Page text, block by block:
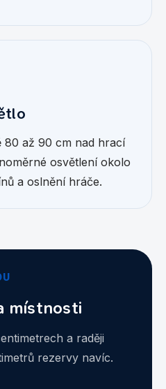
80 až 90 cm nad hrací
osvětlení okolo
a oslnění hráče.
místnosti
a raději
rezervy navíc.